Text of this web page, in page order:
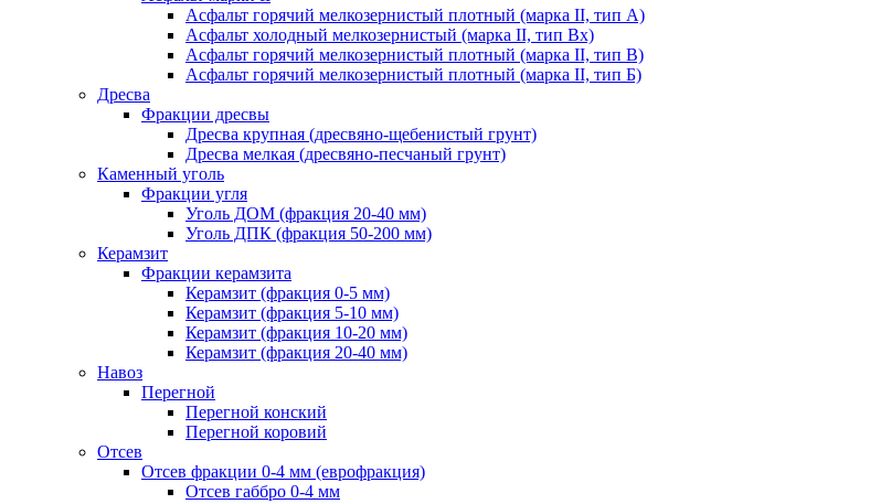
Асфальт горячий мелкозернистый плотный (марка II, тип А)
Асфальт холодный мелкозернистый (марка II, тип Вх)
Асфальт горячий мелкозернистый плотный (марка II, тип В)
Асфальт горячий мелкозернистый плотный (марка II, тип Б)
Дресва
Фракции дресвы
Дресва крупная (дресвяно-щебенистый грунт)
Дресва мелкая (дресвяно-песчаный грунт)
Каменный уголь
Фракции угля
Уголь ДОМ (фракция 20-40 мм)
Уголь ДПК (фракция 50-200 мм)
Керамзит
Фракции керамзита
Керамзит (фракция 0-5 мм)
Керамзит (фракция 5-10 мм)
Керамзит (фракция 10-20 мм)
Керамзит (фракция 20-40 мм)
Навоз
Перегной
Перегной конский
Перегной коровий
Отсев
Отсев фракции 0-4 мм (еврофракция)
Отсев габбро 0-4 мм